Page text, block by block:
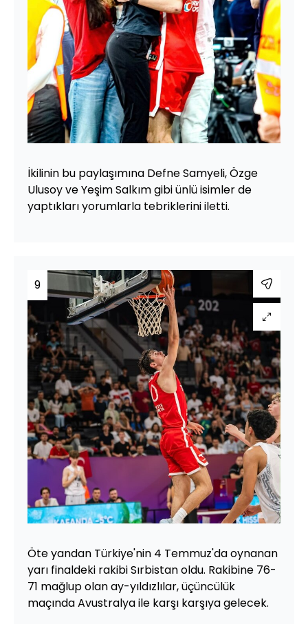
İkilinin bu paylaşımına Defne Samyeli, Özge
Ulusoy ve Yeşim Salkım gibi ünlü isimler de
yaptıkları yorumlarla tebriklerini iletti.
9
Öte yandan Türkiye'nin 4 Temmuz'da oynanan
yarı finaldeki rakibi Sırbistan oldu. Rakibine 76-
71 mağlup olan ay-yıldızlılar, üçüncülük
maçında Avustralya ile karşı karşıya gelecek.